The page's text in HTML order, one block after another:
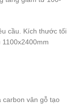
cầu. Kích thước tối
vân gỗ tạo